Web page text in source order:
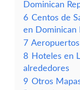
Dominican
6 Centos de
en Dominican
7
8 Hoteles en
alrededores
9 Otros